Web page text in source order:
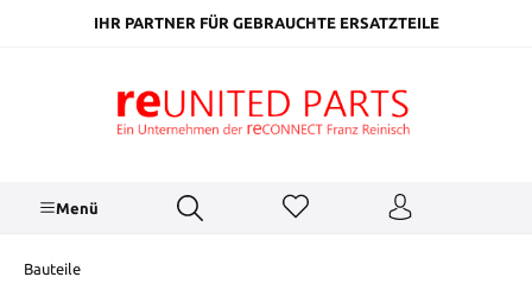
springenIHR PARTNER FÜR GEBRAUCHTE ERSATZTEILE
Menü
Bauteile